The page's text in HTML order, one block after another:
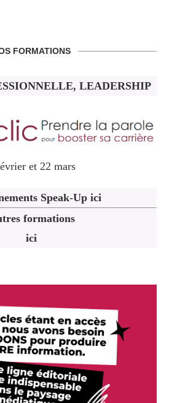
FORMATIONS
LEADERSHIP
et 22 mars
Speak-Up ici
formations
ici